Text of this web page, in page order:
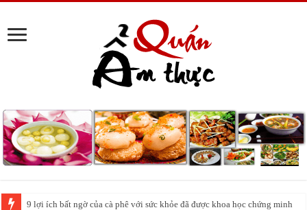
9 lợi ích bất ngờ của cà phê với sức khỏe đã được khoa học chứng minh